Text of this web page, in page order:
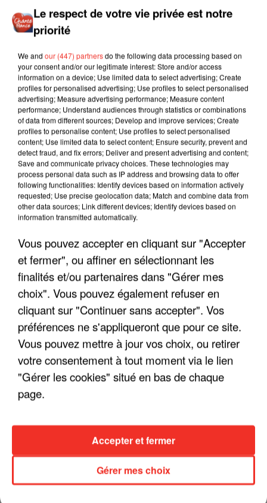
LES INTERVIEWS CHANTE
FRANCE
Voir plus
"JE SUIS À DISPOSITION DES
ENFOIRÉS"
"ON A TOUS LE TRAC"
"ON N'EST PAS DES PARENTS
PARFAITS"
Le respect de votre vie privée est notre
priorité
We and our (447) partnersdo the following data processing based on
your consent and/or our legitimate interest: Store and/or access
information on a device; Use limited data to select advertising; Create
profiles for personalised advertising; Use profiles to select personalised
advertising; Measure advertising performance; Measure content
performance; Understand audiences through statistics or combinations
of data from different sources; Develop and improve services; Create
profiles to personalise content; Use profiles to select personalised
content; Use limited data to select content; Ensure security, prevent and
detect fraud, and fix errors; Deliver and present advertising and content;
Save and communicate privacy choices. These technologies may
process personal data such as IP address and browsing data to offer
following functionalities: Identify devices based on information actively
requested; Use precise geolocation data; Match and combine data from
other data sources; Link different devices; Identify devices based on
information transmitted automatically.
Vous pouvez accepter en cliquant sur "Accepter
et fermer", ou affiner en sélectionnant les
finalités et/ou partenaires dans "Gérer mes
choix". Vous pouvez également refuser en
cliquant sur "Continuer sans accepter". Vos
préférences ne s'appliqueront que pour ce site.
Vous pouvez mettre à jour vos choix, ou retirer
votre consentement à tout moment via le lien
"Gérer les cookies" situé en bas de chaque
page.
Gérer mes choix
Accepter et fermer